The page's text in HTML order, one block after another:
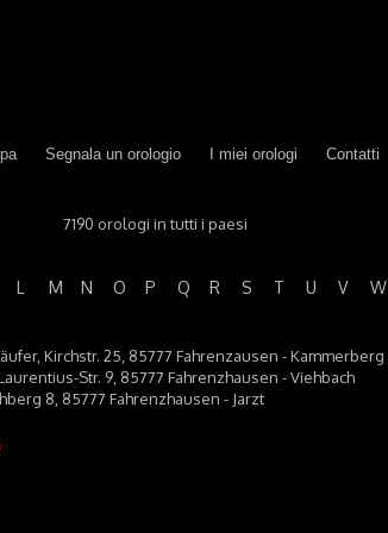
Segnala un orologio I miei orologi Contatti
7190 orologi in tutti i paesi
L M N O P Q R S T U V W
Kirchstr. 25, 85777 Fahrenzausen - Kammerberg
Str. 9, 85777 Fahrenzhausen - Viehbach
8, 85777 Fahrenzhausen - Jarzt